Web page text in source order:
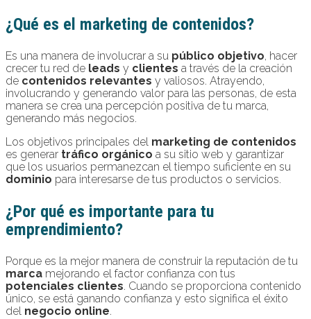
¿Qué es el marketing de contenidos?
Es una manera de involucrar a su público objetivo, hacer
crecer tu red de leads y clientes a través de la creación
de contenidos relevantes y valiosos. Atrayendo,
involucrando y generando valor para las personas, de esta
manera se crea una percepción positiva de tu marca,
generando más negocios.
Los objetivos principales del marketing de contenidos
es generar tráfico orgánico a su sitio web y garantizar
que los usuarios permanezcan el tiempo suficiente en su
dominio para interesarse de tus productos o servicios.
¿Por qué es importante para tu
emprendimiento?
Porque es la mejor manera de construir la reputación de tu
marca mejorando el factor confianza con tus
potenciales clientes. Cuando se proporciona contenido
único, se está ganando confianza y esto significa el éxito
del negocio online.